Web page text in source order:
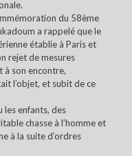
du 58ème
a rappelé que le
établie à Paris et
rejet de mesures
à son encontre,
l’objet, et subit de ce
les enfants, des
chasse à l’homme et
à la suite d’ordres